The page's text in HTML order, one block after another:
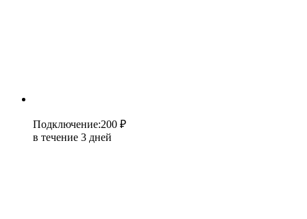
Подключение:200 ₽
в течение 3 дней